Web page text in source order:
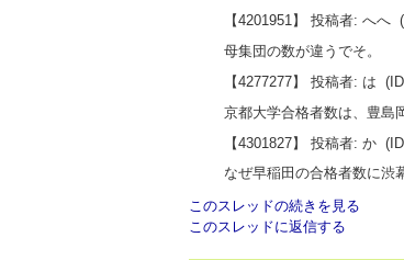
【4201951】 投稿者: へへ
母集団の数が違うでそ。
【4277277】 投稿者: は
京都大学合格者数は、豊島
【4301827】 投稿者: か
なぜ早稲田の合格者数に渋
このスレッドの続きを見る
このスレッドに返信する